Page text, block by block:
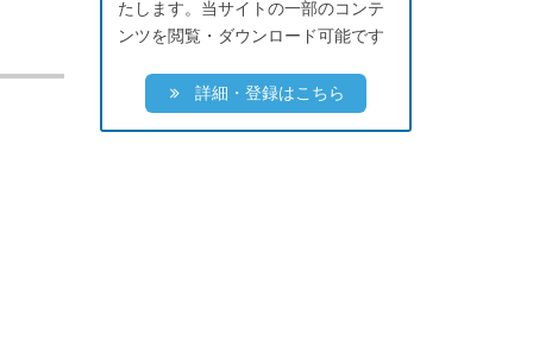
たします。当サイトの一部のコンテ
ンツを閲覧・ダウンロード可能です
詳細・登録はこちら